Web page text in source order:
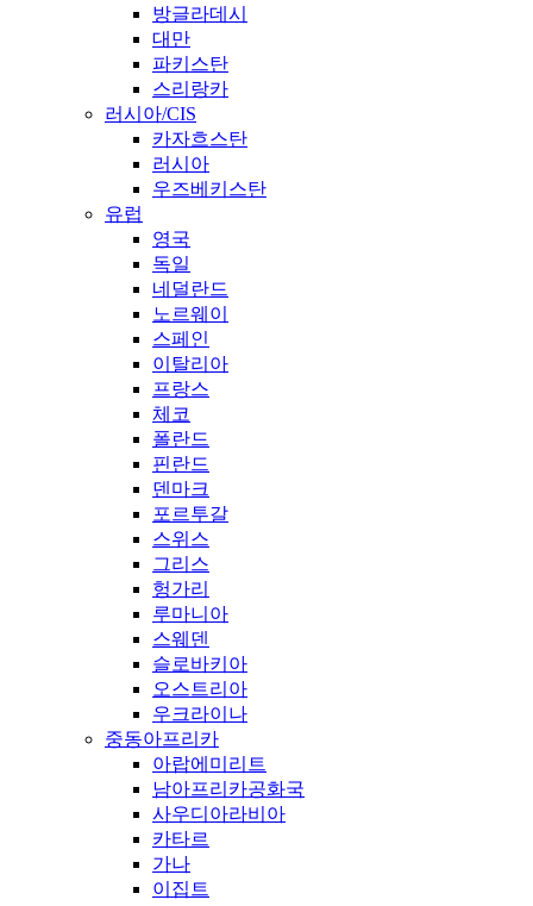
방글라데시
대만
파키스탄
스리랑카
러시아/CIS
카자흐스탄
러시아
우즈베키스탄
유럽
영국
독일
네덜란드
노르웨이
스페인
이탈리아
프랑스
체코
폴란드
핀란드
덴마크
포르투갈
스위스
그리스
헝가리
루마니아
스웨덴
슬로바키아
오스트리아
우크라이나
중동아프리카
아랍에미리트
남아프리카공화국
사우디아라비아
카타르
가나
이집트